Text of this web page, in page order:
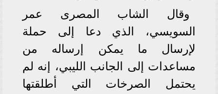
وقال الشاب المصرى عمر
السويسي، الذي دعا إلى حملة
لإرسال ما يمكن إرساله من
مساعدات إلى الجانب الليبي، إنه لم
يحتمل الصرخات التي أطلقتها